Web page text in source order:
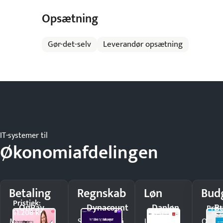
Opsætning
Gør-det-selv Leverandør opsætning
IT-systemer til
Økonomiafdelingen
Betaling
OnPay
Pristjek:
11.208 kr
Regnskab
Dynacount
Løn
Danløn